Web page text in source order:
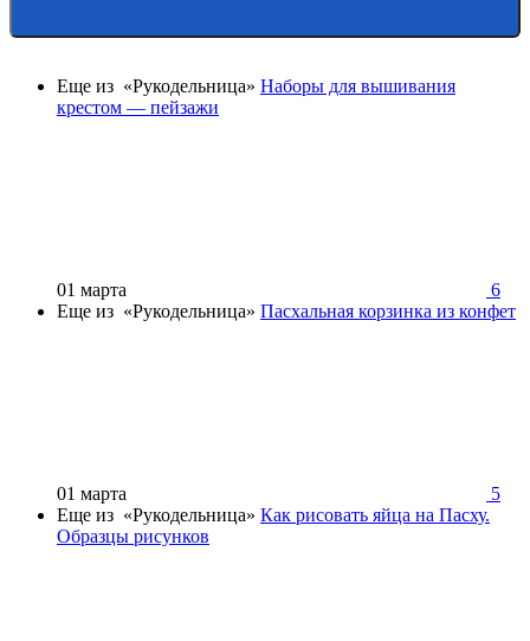
Еще из «Рукодельница» Наборы для вышивания
крестом — пейзажи
01 марта
6
Еще из «Рукодельница» Пасхальная корзинка из конфет
01 марта
5
Еще из «Рукодельница» Как рисовать яйца на Пасху.
Образцы рисунков